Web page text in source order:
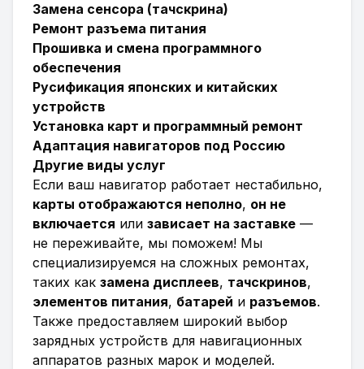
Замена сенсора (тачскрина)
Ремонт разъема питания
Прошивка и смена программного
обеспечения
Русификация японских и китайских
устройств
Установка карт и программный ремонт
Адаптация навигаторов под Россию
Другие виды услуг
Если ваш навигатор работает нестабильно,
карты отображаются неполно, он не
включается или зависает на заставке —
не переживайте, мы поможем! Мы
специализируемся на сложных ремонтах,
таких как замена дисплеев, тачскринов,
элементов питания, батарей и разъемов.
Также предоставляем широкий выбор
зарядных устройств для навигационных
аппаратов разных марок и моделей.